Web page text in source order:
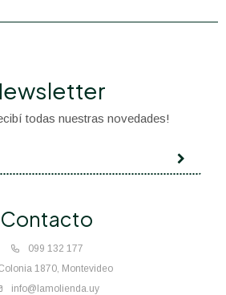
Contacto
099 132 177
1870, Montevideo
info@lamolienda.uy
todas nuestras novedades!